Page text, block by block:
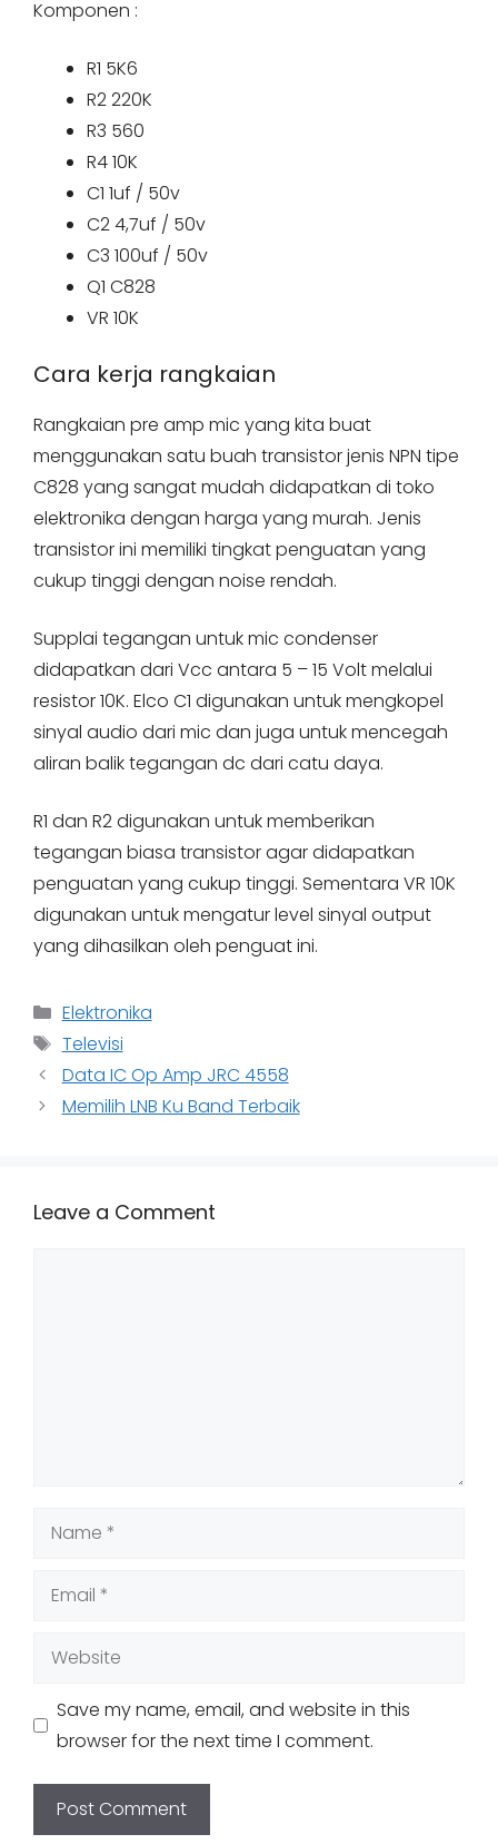
Komponen :
R1 5K6
R2 220K
R3 560
R4 10K
C1 1uf / 50v
C2 4,7uf / 50v
C3 100uf / 50v
Q1 C828
VR 10K
Cara kerja rangkaian
Rangkaian pre amp mic yang kita buat
menggunakan satu buah transistor jenis NPN tipe
C828 yang sangat mudah didapatkan di toko
elektronika dengan harga yang murah. Jenis
transistor ini memiliki tingkat penguatan yang
cukup tinggi dengan noise rendah.
Supplai tegangan untuk mic condenser
didapatkan dari Vcc antara 5 – 15 Volt melalui
resistor 10K. Elco C1 digunakan untuk mengkopel
sinyal audio dari mic dan juga untuk mencegah
aliran balik tegangan dc dari catu daya.
R1 dan R2 digunakan untuk memberikan
tegangan biasa transistor agar didapatkan
penguatan yang cukup tinggi. Sementara VR 10K
digunakan untuk mengatur level sinyal output
yang dihasilkan oleh penguat ini.
Categories
Elektronika
Tags
Televisi
Data IC Op Amp JRC 4558
Memilih LNB Ku Band Terbaik
Leave a Comment
Name
Email
Website
Save my name, email, and website in this
browser for the next time I comment.